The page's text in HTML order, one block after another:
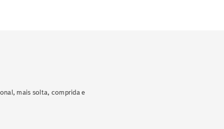
mais solta, comprida e